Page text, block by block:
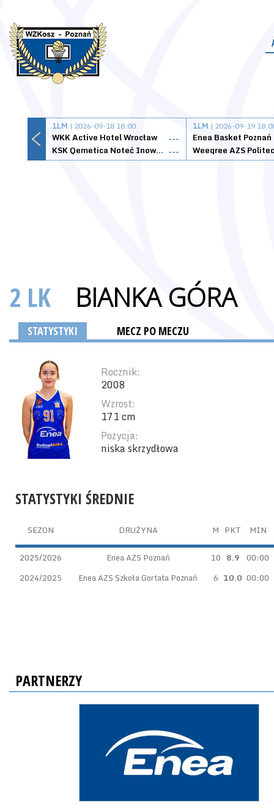
1LM | 2026-09-18 18:00
WKK Active Hotel Wrocław
---
KSK Qemetica Noteć Inowrocław ---
1LM | 2026-09-19
Enea Basket Poznań
2 LK BIANKA GÓRA
STATYSTYKI MECZ PO MECZU
Rocznik:
2008
Wzrost:
171 cm
Pozycja:
niska skrzydłowa
STATYSTYKI ŚREDNIE
SEZON DRUŻYNA M PKT MIN
2025/2026 Enea AZS Poznań 10 8.9 00:00
2024/2025
Enea AZS Szkoła Gortata Poznań 6 10.0 00:00
PARTNERZY